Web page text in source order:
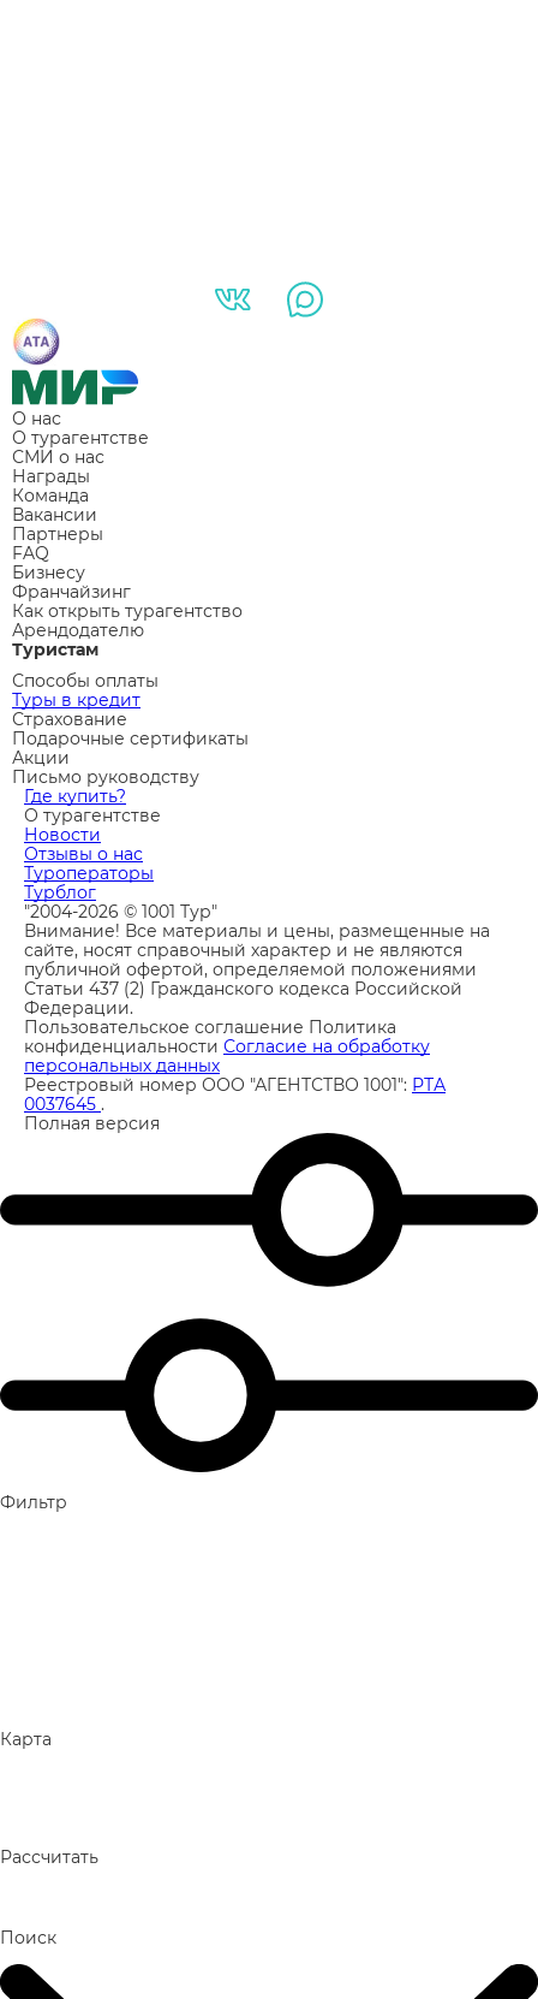
О нас
О турагентстве
СМИ о нас
Награды
Команда
Вакансии
Партнеры
FAQ
Бизнесу
Франчайзинг
Как открыть турагентство
Арендодателю
Туристам
Способы оплаты
Туры в кредит
Страхование
Подарочные сертификаты
Акции
Письмо руководству
Где купить?
О турагентстве
Новости
Отзывы о нас
Туроператоры
Турблог
"2004-2026 © 1001 Тур"
Внимание! Все материалы и цены, размещенные на
сайте, носят справочный характер и не являются
публичной офертой, определяемой положениями
Статьи 437 (2) Гражданского кодекса Российской
Федерации.
Пользовательское соглашение Политика
конфиденциальности Согласие на обработку
персональных данных
Реестровый номер ООО "АГЕНТСТВО 1001": РТА
0037645 .
Полная версия
Фильтр
Карта
Рассчитать
Поиск